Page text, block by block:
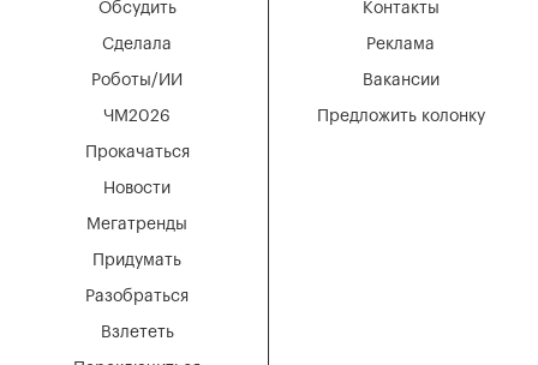
Мегатренды
Придумать
Разобраться
Взлететь
Новости
Обсудить
Сделала
Роботы/ИИ
ЧМ2026
Прокачаться
Вакансии
Реклама
Контакты
Предложить колонку